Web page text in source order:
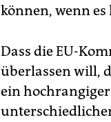
können, wenn
Dass die EU-
überlassen will,
ein